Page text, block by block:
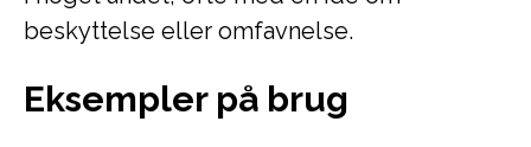
beskyttelse eller omfavnelse.
Eksempler på brug